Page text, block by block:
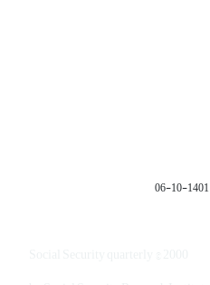
1401-10-06